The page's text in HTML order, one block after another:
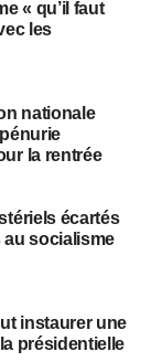
« qu’il faut
les
nationale
la rentrée
écartés
socialisme
instaurer une
présidentielle